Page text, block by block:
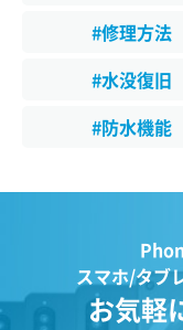
#修理方法
#水没復旧
#防水機能
スマホ/タブ
お気軽